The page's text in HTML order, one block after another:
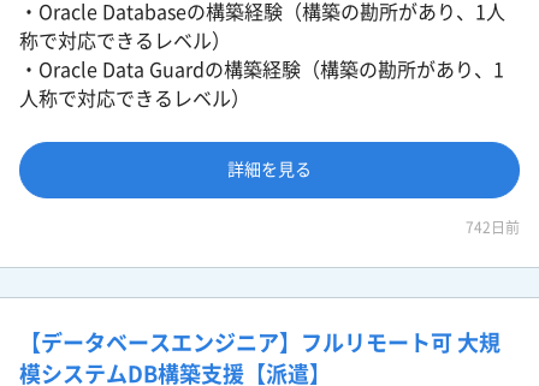
・Oracle Databaseの構築経験（構築の勘所があり、1人
称で対応できるレベル）
・Oracle Data Guardの構築経験（構築の勘所があり、1
人称で対応できるレベル）
詳細を見る
742日前
【データベースエンジニア】フルリモート可 大規
模システムDB構築支援【派遣】